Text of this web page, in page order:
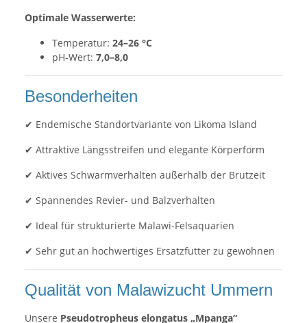
Optimale Wasserwerte:
Temperatur: 24–26 °C
pH-Wert: 7,0–8,0
Besonderheiten
✔ Endemische Standortvariante von Likoma Island
✔ Attraktive Längsstreifen und elegante Körperform
✔ Aktives Schwarmverhalten außerhalb der Brutzeit
✔ Spannendes Revier- und Balzverhalten
✔ Ideal für strukturierte Malawi-Felsaquarien
✔ Sehr gut an hochwertiges Ersatzfutter zu gewöhnen
Qualität von Malawizucht Ummern
Unsere Pseudotropheus elongatus „Mpanga“